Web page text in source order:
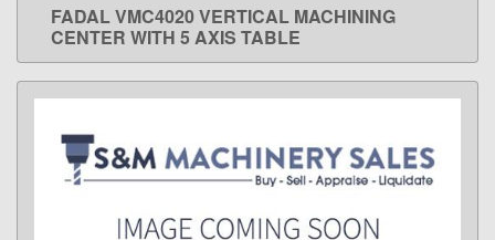
LEARN MORE
FADAL VMC4020 VERTICAL MACHINING
CENTER WITH 5 AXIS TABLE